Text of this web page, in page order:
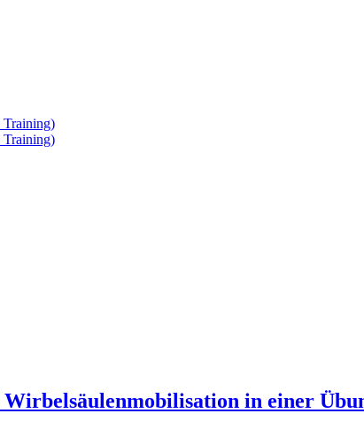
in einer